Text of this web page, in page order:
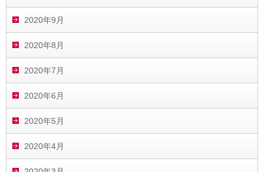
2020年9月
2020年8月
2020年7月
2020年6月
2020年5月
2020年4月